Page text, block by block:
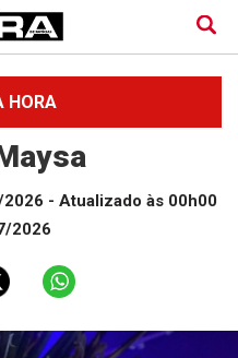
HORA
- Atualizado às 00h00
2026